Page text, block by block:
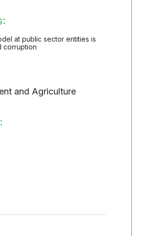
at public sector entities is
corruption
and Agriculture